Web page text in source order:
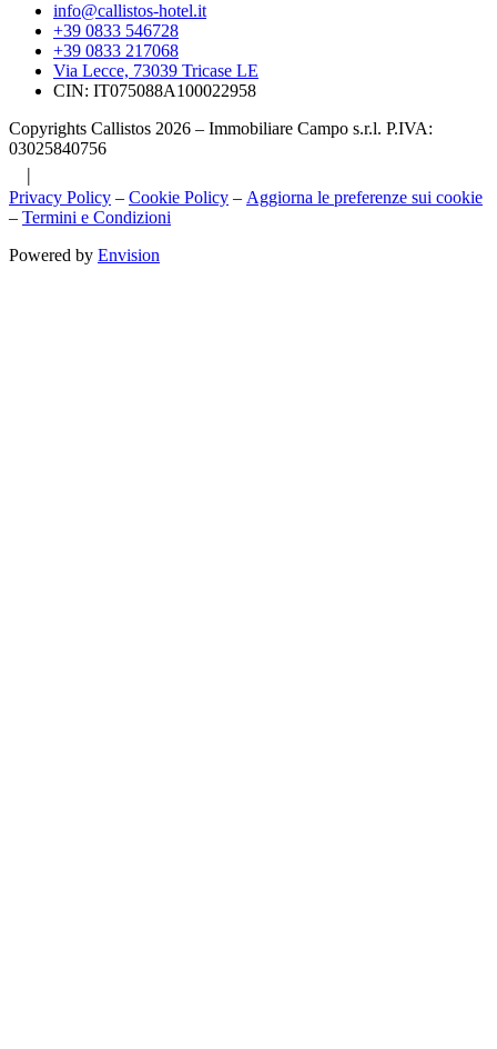
info@callistos-hotel.it
+39 0833 546728
+39 0833 217068
Via Lecce, 73039 Tricase LE
CIN: IT075088A100022958
Copyrights Callistos 2026 – Immobiliare Campo s.r.l. P.IVA:
03025840756
|
Privacy Policy – Cookie Policy – Aggiorna le preferenze sui cookie
– Termini e Condizioni
Powered by Envision